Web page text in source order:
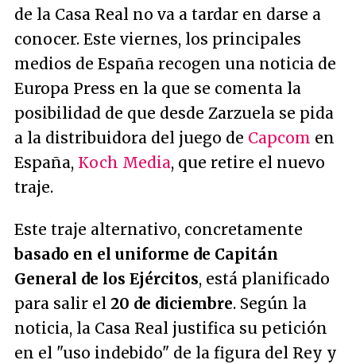
de la Casa Real no va a tardar en darse a
conocer. Este viernes, los principales
medios de España recogen una noticia de
Europa Press en la que se comenta la
posibilidad de que desde Zarzuela se pida
a la distribuidora del juego de Capcom en
España, Koch Media, que retire el nuevo
traje.
Este traje alternativo, concretamente
basado en el uniforme de Capitán
General de los Ejércitos, está planificado
para salir el 20 de diciembre. Según la
noticia, la Casa Real justifica su petición
en el "uso indebido" de la figura del Rey y